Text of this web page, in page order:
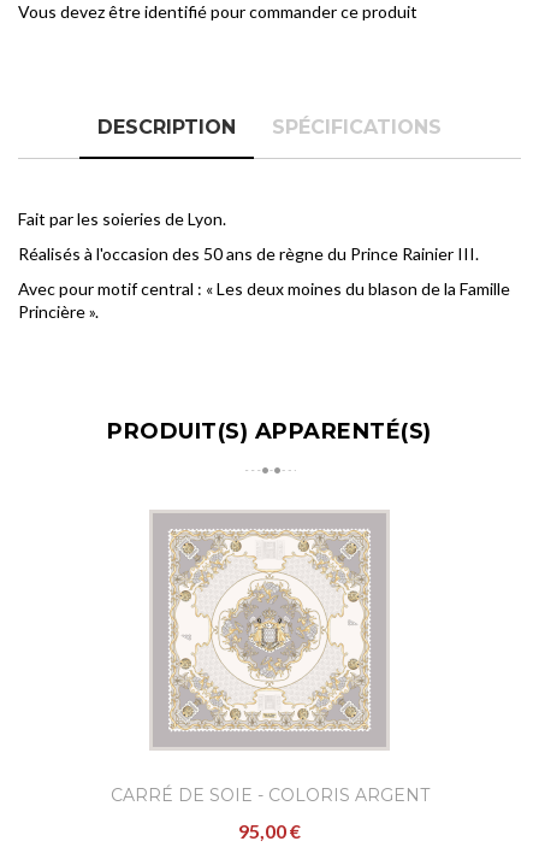
Vous devez être identifié pour commander ce produit
DESCRIPTION SPÉCIFICATIONS
Fait par les soieries de Lyon.
Réalisés à l'occasion des 50 ans de règne du Prince Rainier III.
Avec pour motif central : «Les deux moines du blason de la Famille
Princière».
PRODUIT(S) APPARENTÉ(S)
CARRÉ DE SOIE - COLORIS ARGENT
95,00 €